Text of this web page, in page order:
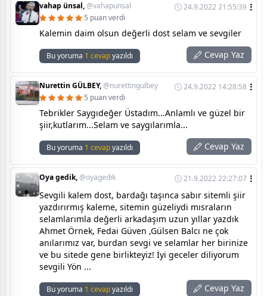
vahap ünsal,@vahapunsal
24.9.2022 21:55:39
5 puan verdi
Kalemin daim olsun değerli dost selam ve sevgiler
Bu yoruma 1 cevapyazıldı Cevap Yaz
Nurettin GÜLBEY,@nurettingulbey
24.9.2022 14:28:58
5 puan verdi
Tebrikler Saygıdeğer Üstadım...Anlamlı ve güzel bir
şiir,kutlarım...Selam ve saygılarımla...
Bu yoruma 1 cevapyazıldı Cevap Yaz
Oya gedik,@oyagedik 21.9.2022 22:27:07
Sevgili kalem dost, bardağı taşınca sabır sitemli şiir
yazdırırmış kaleme, sitemin güzeliydi mısraların
selamlarımla değerli arkadaşım uzun yıllar yazdık
Ahmet Örnek, Fedai Güven ,Gülsen Balcı ne çok
anılarımız var, burdan sevgi ve selamlar her birinize
ve bu sitede gene birlikteyiz! İyi geceler diliyorum
sevgili Yön ...
Bu yoruma 1 cevapyazıldı Cevap Yaz